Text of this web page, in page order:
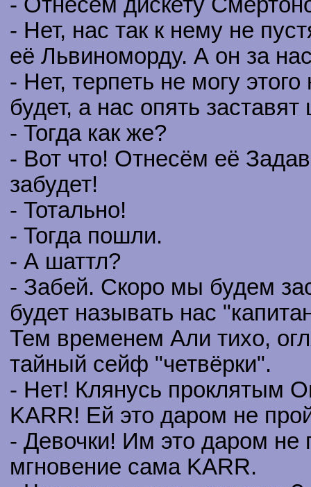
- Нет, нас так к нему не
её Львиноморду. А он за
- Нет, терпеть не могу
будет, а нас опять
- Тогда как же?
- Вот что! Отнесём её
забудет!
- Тотально!
- Тогда пошли.
- А шаттл?
- Забей. Скоро мы будем
будет называть нас
Тем временем Али тихо,
тайный сейф "четвёрки".
- Нет! Клянусь проклятым
KARR! Ей это даром не
- Девочки! Им это даром не
мгновение сама KARR.